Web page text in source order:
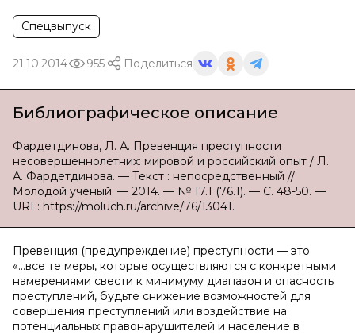
Спецвыпуск
21.10.2014 955 Поделиться
Библиографическое описание
Фардетдинова, Л. А. Превенция преступности
несовершеннолетних: мировой и российский опыт / Л.
А. Фардетдинова. — Текст : непосредственный //
Молодой ученый. — 2014. — № 17.1 (76.1). — С. 48-50. —
URL: https://moluch.ru/archive/76/13041.
Превенция (предупреждение) преступности — это
«...все те меры, которые осуществляются с конкретными
намерениями свести к минимуму диапазон и опасность
преступлений, будьте снижение возможностей для
совершения преступлений или воздействие на
потенциальных правонарушителей и население в